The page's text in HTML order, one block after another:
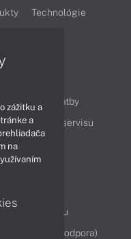
Technológie
a platby
Cenník servisu
tovaru
(vzdialená podpora)
zážitku a
a
na